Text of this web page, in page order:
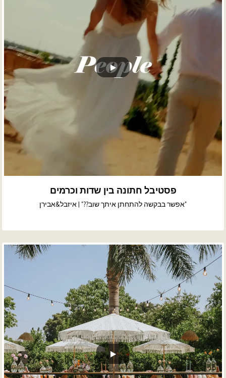
פסטיבל חתונה בין שדות וכרמים
"אפשר בבקשה להתחתן איתך שוב??" | איזבל&אבירן